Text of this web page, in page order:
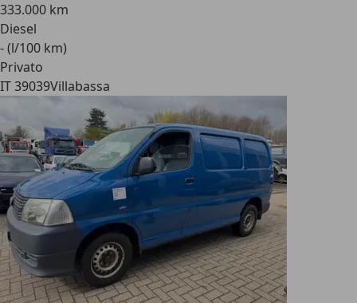
333.000 km
Diesel
- (l/100 km)
Privato
IT 39039Villabassa